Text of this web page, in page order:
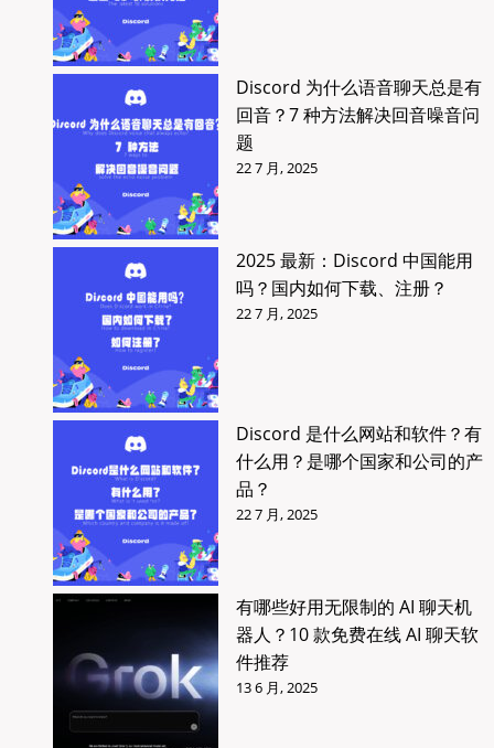
Discord 为什么语音聊天总是有
回音？7 种方法解决回音噪音问
题
22 7 月, 2025
2025 最新：Discord 中国能用
吗？国内如何下载、注册？
22 7 月, 2025
Discord 是什么网站和软件？有
什么用？是哪个国家和公司的产
品？
22 7 月, 2025
有哪些好用无限制的 AI 聊天机
器人？10 款免费在线 AI 聊天软
件推荐
13 6 月, 2025